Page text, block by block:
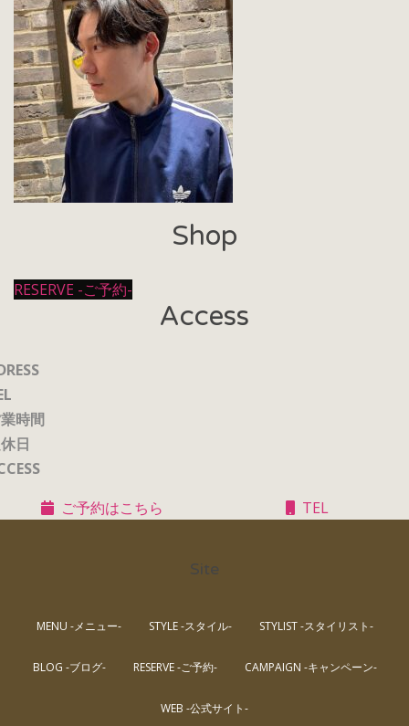
Shop
RESERVE -ご予約-
Access
時間
日
ご予約はこちら
TEL
Site
MENU -メニュー- STYLE -スタイル- STYLIST -スタイリスト-
BLOG -ブログ- RESERVE -ご予約- CAMPAIGN -キャンペーン-
WEB -公式サイト-